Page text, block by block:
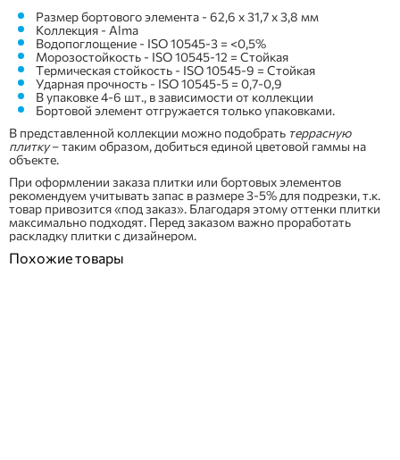
Размер бортового элемента - 62,6 x 31,7 x 3,8 мм
Коллекция - Alma
Водопоглощение - ISO 10545-3 = <0,5%
Морозостойкость - ISO 10545-12 = Стойкая
Термическая стойкость - ISO 10545-9 = Стойкая
Ударная прочность - ISO 10545-5 = 0,7-0,9
В упаковке 4-6 шт., в зависимости от коллекции
Бортовой элемент отгружается только упаковками.
В представленной коллекции можно подобрать террасную
плитку– таким образом, добиться единой цветовой гаммы на
объекте.
При оформлении заказа плитки или бортовых элементов
рекомендуем учитывать запас в размере 3-5% для подрезки, т.к.
товар привозится «под заказ». Благодаря этому оттенки плитки
максимально подходят. Перед заказом важно проработать
раскладку плитки с дизайнером.
Похожие товары